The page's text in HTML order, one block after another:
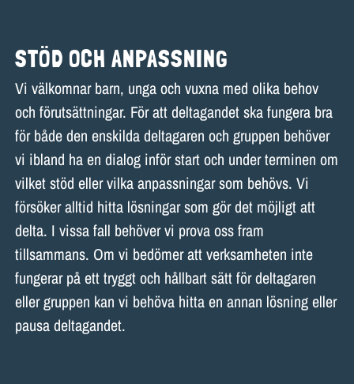
STÖD OCH ANPASSNING
Vi välkomnar barn, unga och vuxna med olika behov
och förutsättningar. För att deltagandet ska fungera bra
för både den enskilda deltagaren och gruppen behöver
vi ibland ha en dialog inför start och under terminen om
vilket stöd eller vilka anpassningar som behövs. Vi
försöker alltid hitta lösningar som gör det möjligt att
delta. I vissa fall behöver vi prova oss fram
tillsammans. Om vi bedömer att verksamheten inte
fungerar på ett tryggt och hållbart sätt för deltagaren
eller gruppen kan vi behöva hitta en annan lösning eller
pausa deltagandet.